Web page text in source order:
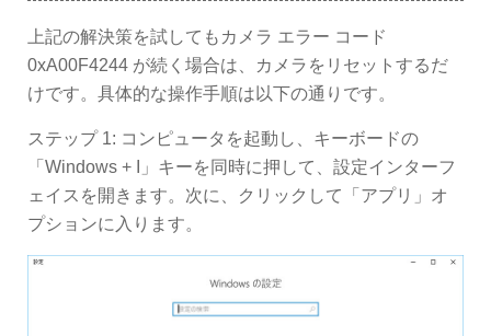
上記の解決策を試してもカメラ エラー コード
0xA00F4244 が続く場合は、カメラをリセットするだ
けです。具体的な操作手順は以下の通りです。
ステップ 1: コンピュータを起動し、キーボードの
「Windows + I」キーを同時に押して、設定インターフ
ェイスを開きます。次に、クリックして「アプリ」オ
プションに入ります。